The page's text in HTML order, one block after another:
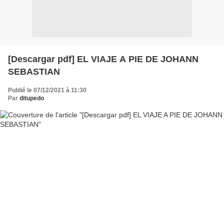
[Descargar pdf] EL VIAJE A PIE DE JOHANN
SEBASTIAN
Publié le 07/12/2021 à 11:30
Par ditupedo